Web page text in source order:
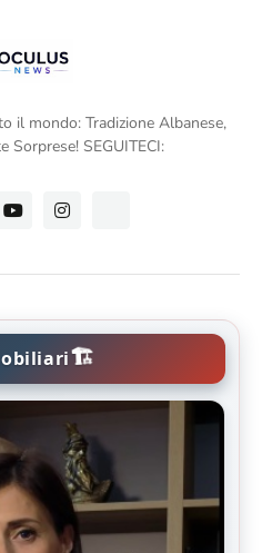
il mondo: Tradizione Albanese,
Sorprese! SEGUITECI:
🏗️